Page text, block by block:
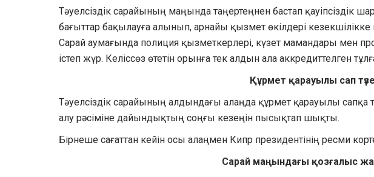
Тәуелсіздік сарайының маңында таңертеңнен бастап қауіпсіздік
бағыттар бақылауға алынып, арнайы қызмет өкілдері кезекшілікке
Сарай аумағында полиция қызметкерлері, күзет мамандары мен
істеп жүр. Келіссөз өтетін орынға тек алдын ала аккредиттелген
Құрмет қарауылы сап
Тәуелсіздік сарайының алдындағы алаңда құрмет қарауылы
алу рәсіміне дайындықтың соңғы кезеңін пысықтап шықты.
Бірнеше сағаттан кейін осы алаңмен Кипр президентінің ресми
Сарай маңындағы қозғалыс